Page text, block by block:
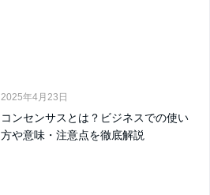
2025年4月23日
コンセンサスとは？ビジネスでの使い
方や意味・注意点を徹底解説